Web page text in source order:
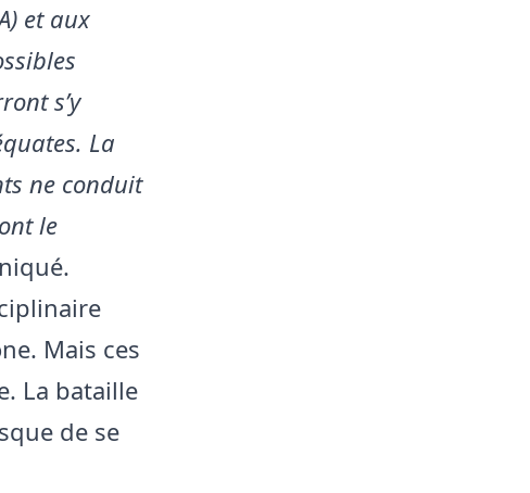
et aux
s’y
La
ne conduit
le
Mais ces
La bataille
de se